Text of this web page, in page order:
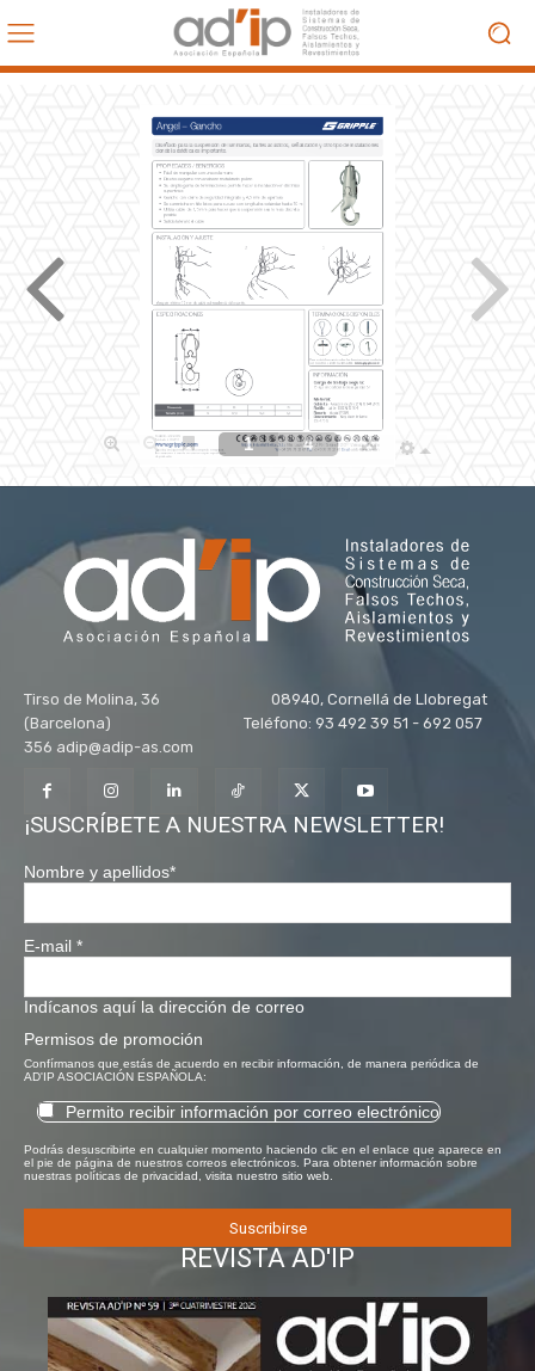
Tirso de Molina, 36 08940, Cornellá de Llobregat
(Barcelona) Teléfono: 93 492 39 51 - 692 057
356 adip@adip-as.com
¡SUSCRÍBETE A NUESTRA NEWSLETTER!
Nombre y apellidos*
E-mail *
Indícanos aquí la dirección de correo
Permisos de promoción
Confírmanos que estás de acuerdo en recibir información, de manera periódica de
AD'IP ASOCIACIÓN ESPAÑOLA:
Permito recibir información por correo electrónico
Podrás desuscribirte en cualquier momento haciendo clic en el enlace que aparece en
el pie de página de nuestros correos electrónicos. Para obtener información sobre
nuestras políticas de privacidad, visita nuestro sitio web.
REVISTA AD'IP